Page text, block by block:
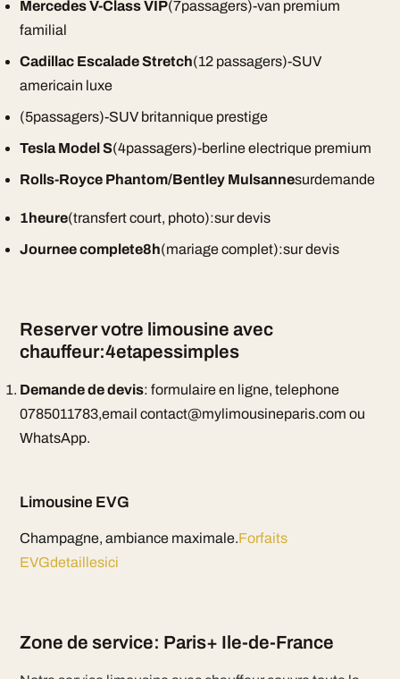
Mercedes V-Class VIP(7passagers)-van premium
familial
Cadillac Escalade Stretch(12 passagers)-SUV
americain luxe
(5passagers)-SUV britannique prestige
Tesla Model S(4passagers)-berline electrique premium
Rolls-Royce Phantom/Bentley Mulsannesurdemande
1heure(transfert court, photo):sur devis
Journee complete8h(mariage complet):sur devis
Reserver votre limousine avec
chauffeur:4etapessimples
Demande de devis: formulaire en ligne, telephone
0785011783,email contact@mylimousineparis.com ou
WhatsApp.
Limousine EVG
Champagne, ambiance maximale.Forfaits
EVGdetaillesici
Zone de service: Paris+ Ile-de-France